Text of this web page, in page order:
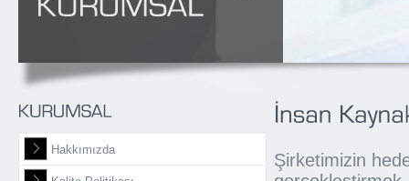
Hakkımızda
Şirketimizin